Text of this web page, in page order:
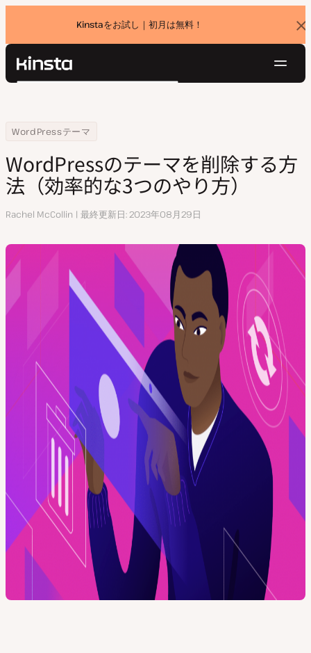
Kinstaをお試し｜初月は無料！
バ
ナ
Kinsta®
ョ
価格設定
お問い合わせ
検
Home
リソースセンター
WordPressテーマ
WordPressのテーマを削除する方法（効率的な3つのやり方）
WordPressのテーマを削除する方
法（効率的な3つのやり方）
執
Rachel McCollin 最終更新日 2023年08月29日